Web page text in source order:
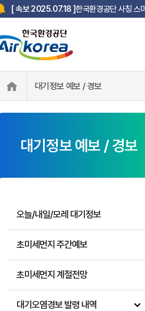
[ 속보 2025.07.18 ]한국환경공단 사칭 스
대기정보 예보 / 경보
대기정보 예보 / 경보
오늘/내일/모레 대기정보
초미세먼지 주간예보
초미세먼지 계절전망
대기오염경보 발령 내역